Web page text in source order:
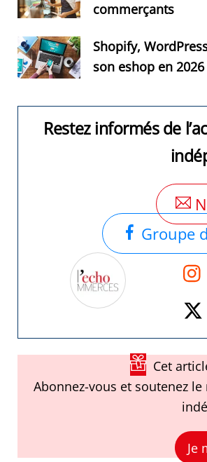
commerçants
Shopify,
son eshop en 2026
Restez informés de
Groupe
Cet
Abonnez-vous et soutenez
Je